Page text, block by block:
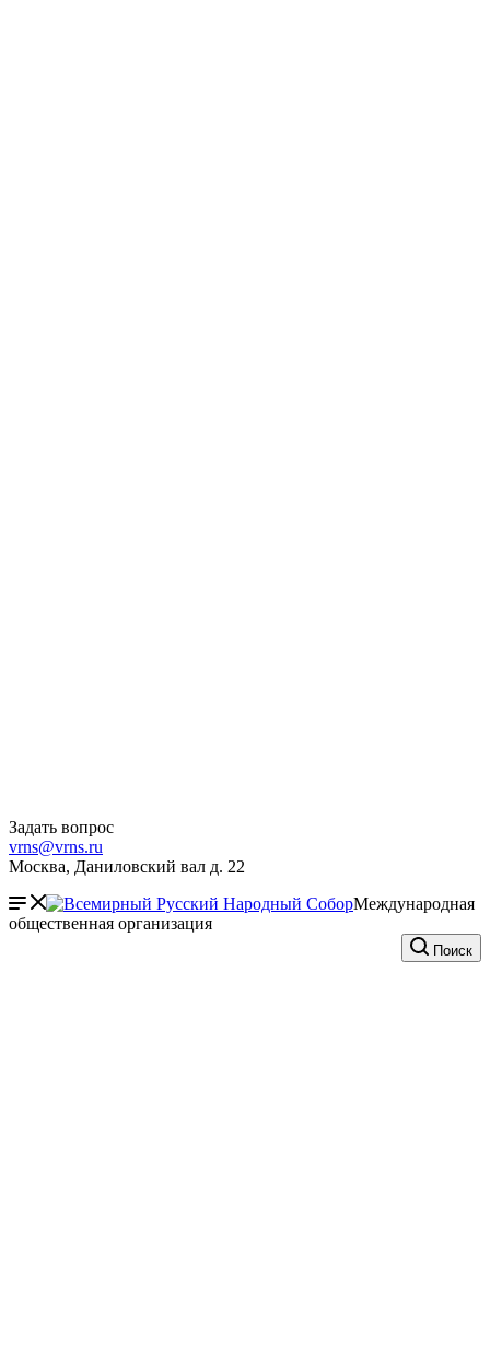
Задать вопрос
vrns@vrns.ru
Москва, Даниловский вал д. 22
Международная
общественная организация
Поиск